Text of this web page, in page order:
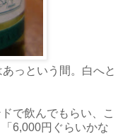
っという間。白へと
で飲んでもらい、こ
6,000円ぐらいかな